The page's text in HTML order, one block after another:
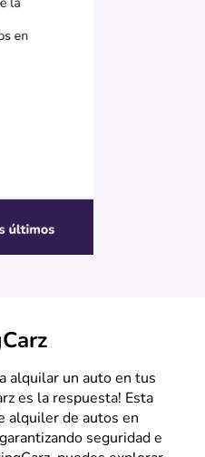
alquilar un auto en tus
es la respuesta! Esta
alquiler de autos en
seguridad e